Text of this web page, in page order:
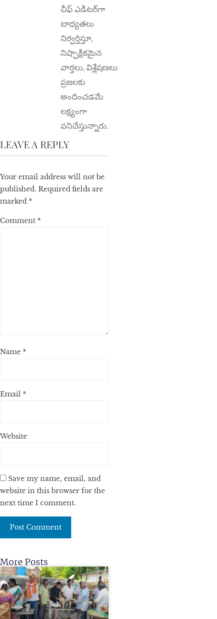
చీఫ్ ఎడిటర్‌గా
బాధ్యతలు
నిర్వర్తిస్తూ,
నిష్పాక్షికమైన
వార్తలు, విశ్లేషణలు
ప్రజలకు
అందించడమే
లక్ష్యంగా
పనిచేస్తున్నారు.
LEAVE A REPLY
Your email address will not be
published. Required fields are
marked *
Comment *
Name *
Email *
Website
Save my name, email, and
website in this browser for the
next time I comment.
More Posts